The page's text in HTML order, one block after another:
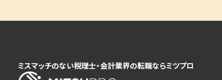
ミスマッチのない税理士・会計業界の転職ならミツプロ